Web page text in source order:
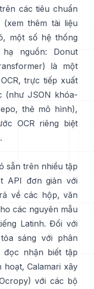
các tiêu chuẩn
thêm tài liệu
một số hệ thống
nguồn:
Donut
là một
trực tiếp xuất
(như JSON khóa-
, thẻ mô hình),
OCR riêng biệt
sẵn trên nhiều tập
API đơn giản với
về các hộp, văn
các nguyên mẫu
Latinh. Đối với
tỏa sáng với phân
nhận biết tập
hoạt, Calamari xây
) với các bộ